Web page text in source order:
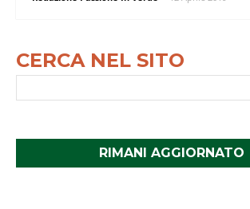
CERCA NEL SITO
RIMANI AGGIORNATO